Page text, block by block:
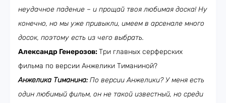
неудачное падение – и прощай твоя любимая доска! Ну
конечно, но мы уже привыкли, имеем в арсенале много
досок, поэтому есть из чего выбрать.
Александр Генерозов:Три главных серферских
фильма по версии Анжелики Тиманиной?
Анжелика Тиманина:По версии Анжелики? У меня есть
один любимый фильм, он не такой известный, но среди